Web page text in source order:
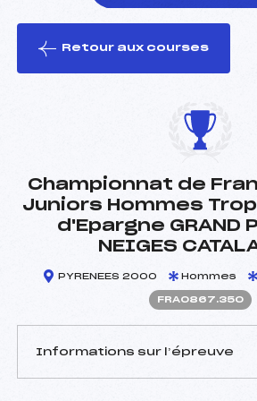
le ski
Retour aux courses
Championnat de
Juniors Hommes
d'Epargne GRAND
NEIGES
PYRENEES 2000 Hommes
FRA0867.350
Informations sur l’épreuve